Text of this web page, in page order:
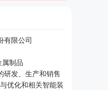
有限公司
制品
研发、生产和销售
优化和相关智能装